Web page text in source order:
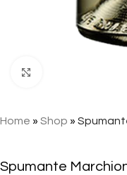
Home » Shop »
Spumante